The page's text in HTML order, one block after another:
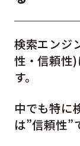
検索エンジ
性・信頼性
す。
中でも特に
は”信頼性”